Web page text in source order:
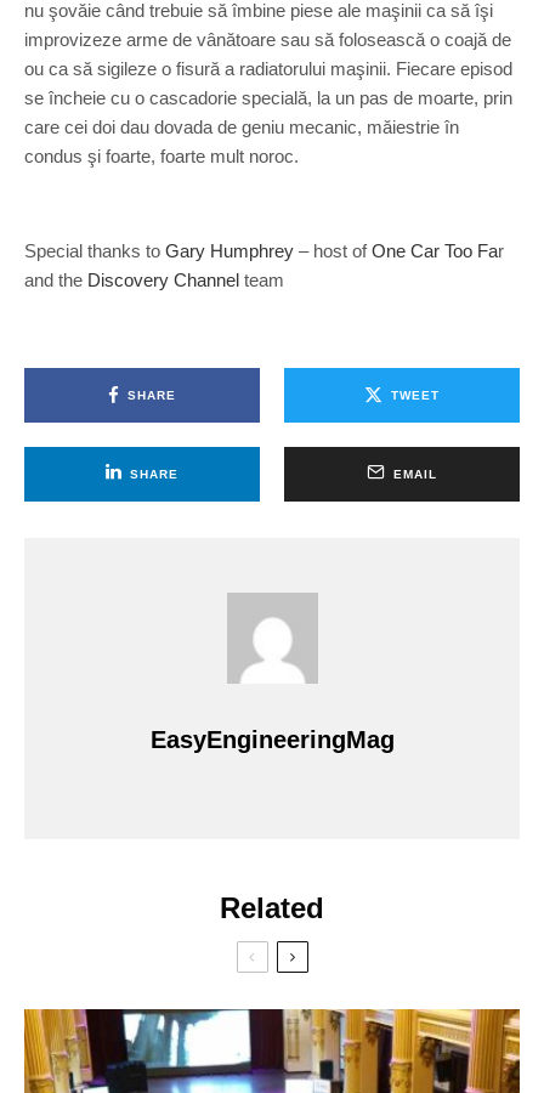
nu şovăie când trebuie să îmbine piese ale maşinii ca să îşi
improvizeze arme de vânătoare sau să folosească o coajă de
ou ca să sigileze o fisură a radiatorului maşinii. Fiecare episod
se încheie cu o cascadorie specială, la un pas de moarte, prin
care cei doi dau dovada de geniu mecanic, măiestrie în
condus şi foarte, foarte mult noroc.
Special thanks to Gary Humphrey – host ofOne Car Too Far
and the Discovery Channel team
SHARE TWEET
SHARE EMAIL
EasyEngineeringMag
Related